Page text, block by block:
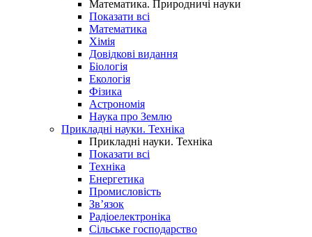
Математика. Природничі науки
Показати всі
Математика
Хімія
Довідкові видання
Біологія
Екологія
Фізика
Астрономія
Наука про Землю
Прикладні науки. Техніка
Прикладні науки. Техніка
Показати всі
Техніка
Енергетика
Промисловість
Зв’язок
Радіоелектроніка
Сільське господарство